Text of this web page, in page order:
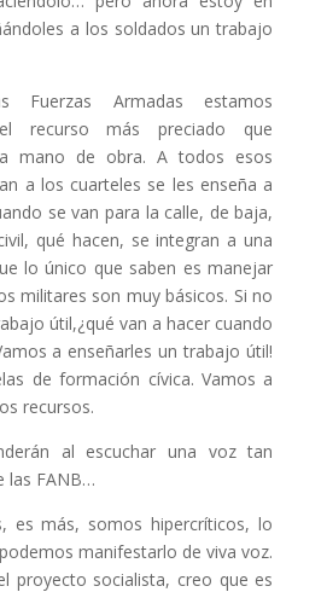
a los soldados un trabajo
Fuerzas Armadas estamos
el recurso más preciado que
mano de obra. A todos esos
a los cuarteles se les enseña a
se van para la calle, de baja,
qué hacen, se integran a una
lo único que saben es manejar
militares son muy básicos. Si no
útil,¿qué van a hacer cuando
a enseñarles un trabajo útil!
de formación cívica. Vamos a
recursos.
al escuchar una voz tan
las FANB…
es más, somos hipercríticos, lo
manifestarlo de viva voz.
proyecto socialista, creo que es